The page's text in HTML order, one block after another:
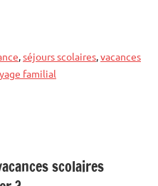
séjours scolaires vacances
familial
scolaires